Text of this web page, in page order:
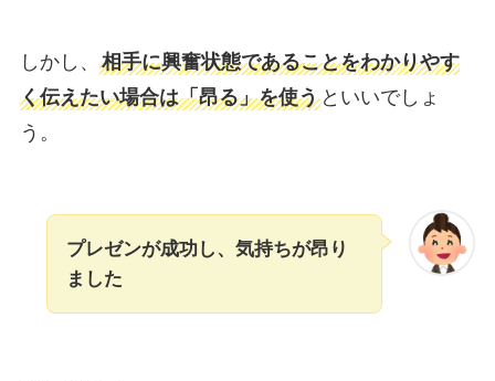
しかし、 相手に興奮状態であることをわかりやす
く伝えたい場合は「昂る」を使うといいでしょ
う。
プレゼンが成功し、気持ちが昂り
ました